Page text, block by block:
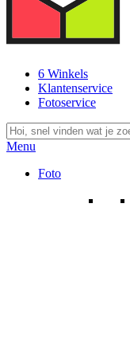
6 Winkels
Klantenservice
Fotoservice
Menu
Foto